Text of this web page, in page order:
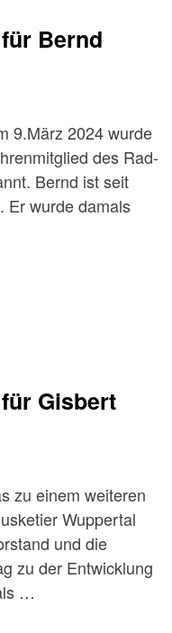
Bernd
9.März 2024 wurde
des Rad-
Bernd ist seit
Er wurde damals
Gisbert
zu einem weiteren
Wuppertal
und die
zu der Entwicklung
…